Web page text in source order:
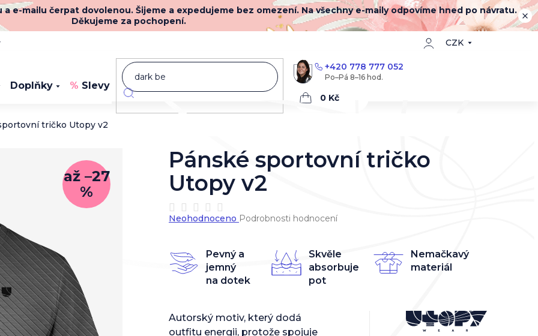
e-mailu čerpat dovolenou. Šijeme a expedujeme bez omezení. Na všechny e-maily odpovíme hned po návratu.
Děkujeme za pochopení.
CZK
+420 778 777 052
Nákupní
Doplňky Slevy Novinky
tričko Utopy v2
až –27
%
Autorský motiv, který dodá
outfitu energii, protože spojuje
Pevný a
jemný
na dotek
Skvěle
absorbuje
pot
Nemačkavý
materiál
Pánské sportovní tričko
Utopy v2
Průměrné
hodnocení
0,0
z
Neohodnoceno Podrobnosti hodnocení